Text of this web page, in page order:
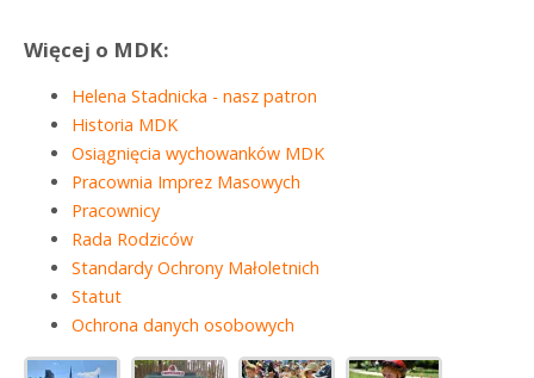
Więcej o MDK:
Helena Stadnicka - nasz patron
Historia MDK
Osiągnięcia wychowanków MDK
Pracownia Imprez Masowych
Pracownicy
Rada Rodziców
Standardy Ochrony Małoletnich
Statut
Ochrona danych osobowych